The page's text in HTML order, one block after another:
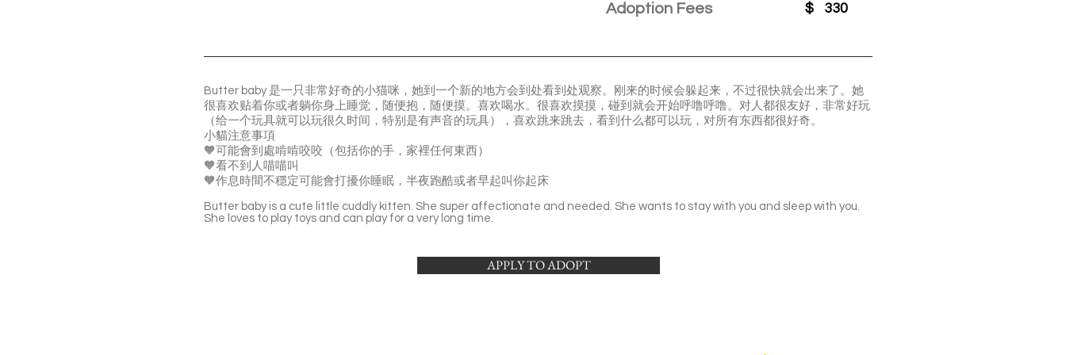
Adoption Fees $ 330
Butter baby 是一只非常好奇的小猫咪，她到一个新的地方会到处看到处观察。刚来的时候会躲起来，不过很快就会出来了。她
很喜欢贴着你或者躺你身上睡觉，随便抱，随便摸。喜欢喝水。很喜欢摸摸，碰到就会开始呼噜呼噜。对人都很友好，非常好玩
（给一个玩具就可以玩很久时间，特别是有声音的玩具），喜欢跳来跳去，看到什么都可以玩，对所有东西都很好奇。
小貓注意事項
🧡可能會到處啃啃咬咬（包括你的手，家裡任何東西）
🧡看不到人喵喵叫
🧡作息時間不穩定可能會打擾你睡眠，半夜跑酷或者早起叫你起床
Butter baby is a cute little cuddly kitten. She super affectionate and needed. She wants to stay with you and sleep with you.
She loves to play toys and can play for a very long time.
APPLY TO ADOPT